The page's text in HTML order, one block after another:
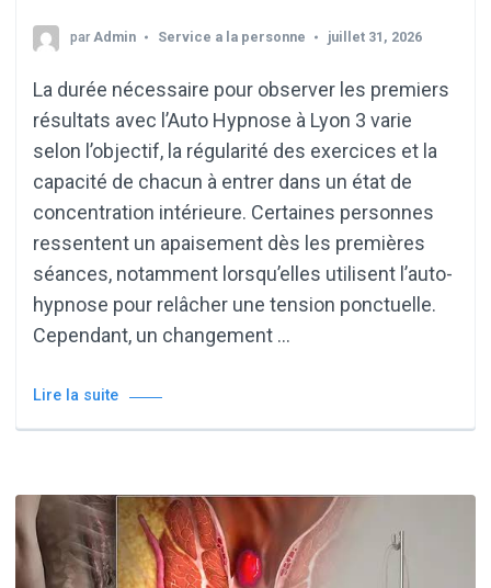
par Admin Service a la personne juillet 31, 2026
La durée nécessaire pour observer les premiers
résultats avec l’Auto Hypnose à Lyon 3 varie
selon l’objectif, la régularité des exercices et la
capacité de chacun à entrer dans un état de
concentration intérieure. Certaines personnes
ressentent un apaisement dès les premières
séances, notamment lorsqu’elles utilisent l’auto-
hypnose pour relâcher une tension ponctuelle.
Cependant, un changement …
Lire la suite